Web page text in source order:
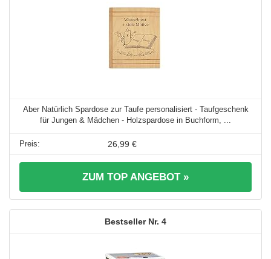
Aber Natürlich Spardose zur Taufe personalisiert - Taufgeschenk
für Jungen & Mädchen - Holzspardose in Buchform, ...
26,99 €
ZUM TOP ANGEBOT »
4